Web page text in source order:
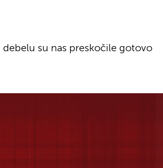
su nas preskočile gotovo